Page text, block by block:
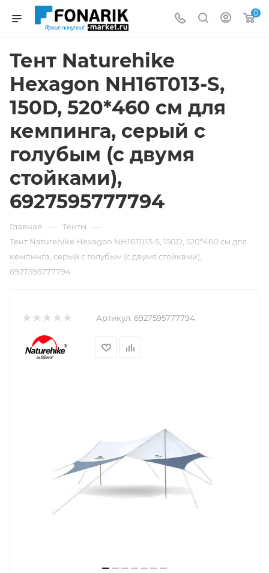
0
Тент Naturehike
Hexagon NH16T013-S,
150D, 520*460 см для
кемпинга, серый с
голубым (с двумя
стойками),
6927595777794
Главная — Тенты —
Тент Naturehike Hexagon NH16T013-S, 150D, 520*460 см для
кемпинга, серый с голубым (с двумя стойками),
6927595777794
Артикул: 6927595777794